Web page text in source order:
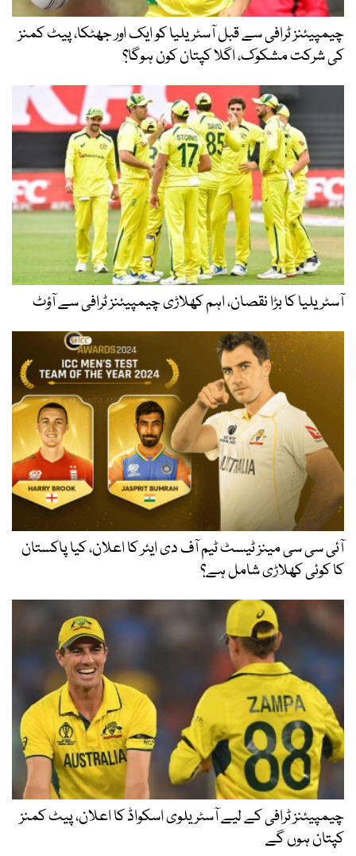
چیمپیئنز ٹرافی سے قبل آسٹریلیا کو ایک اور جھٹکا، پیٹ کمنز
کی شرکت مشکوک، اگلا کپتان کون ہوگا؟
آسٹریلیا کا بڑا نقصان، اہم کھلاڑی چیمپیئنز ٹرافی سے آؤٹ
آئی سی سی مینز ٹیسٹ ٹیم آف دی ایئر کا اعلان، کیا پاکستان
کا کوئی کھلاڑی شامل ہے؟
چیمپیئنز ٹرافی کے لیے آسٹریلوی اسکواڈ کا اعلان، پیٹ کمنز
کپتان ہوں گے